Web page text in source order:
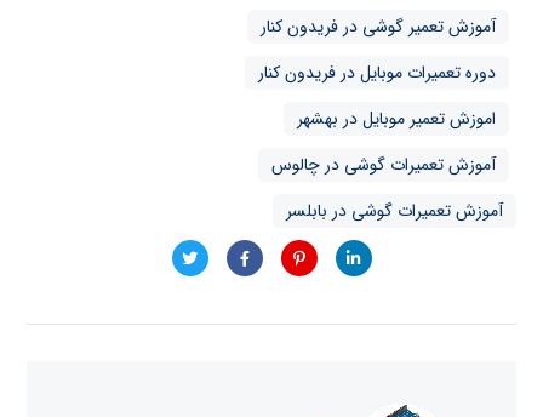
آموزش تعمیر گوشی در فریدون کنار
دوره تعمیرات موبایل در فریدون کنار
اموزش تعمیر موبایل در بهشهر
آموزش تعمیرات گوشی در چالوس
آموزش تعمیرات گوشی در بابلسر